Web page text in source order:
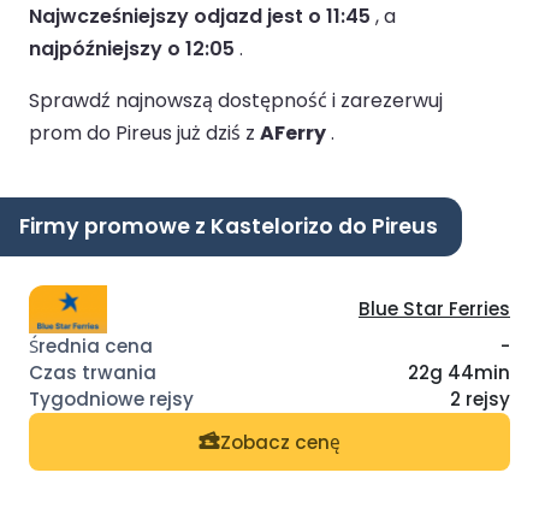
Najwcześniejszy odjazd jest o 11:45 , a
najpóźniejszy o 12:05 .
Sprawdź najnowszą dostępność i zarezerwuj
prom do Pireus już dziś z AFerry.
Firmy promowe z Kastelorizo do Pireus
Blue Star Ferries
-
22g 44min
2 rejsy
Zobacz cenę